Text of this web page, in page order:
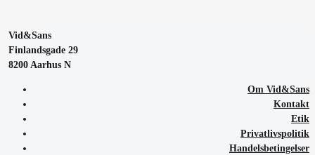
Vid&Sans
Finlandsgade 29
8200 Aarhus N
Om Vid&Sans
Kontakt
Etik
Privatlivspolitik
Handelsbetingelser